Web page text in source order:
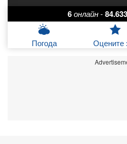
6онлайн-84.633
Погода Оцените